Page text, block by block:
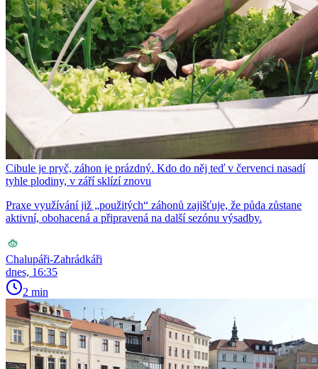
Cibule je pryč, záhon je prázdný. Kdo do něj teď v červenci nasadí
tyhle plodiny, v září sklízí znovu
Praxe využívání již „použitých“ záhonů zajišťuje, že půda zůstane
aktivní, obohacená a připravená na další sezónu výsadby.
Chalupáři-Zahrádkáři
dnes, 16:35
2 min